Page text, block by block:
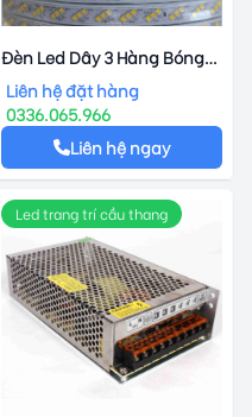
Đèn Led Dây 3 Hàng Bóng
2835
Liên hệ đặt hàng
0336.065.966
Liên hệ ngay
Led trang trí cầu thang